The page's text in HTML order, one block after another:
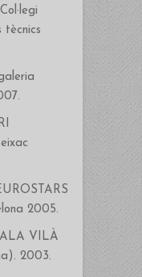
tècnics
2005.
VILÀ
2003.